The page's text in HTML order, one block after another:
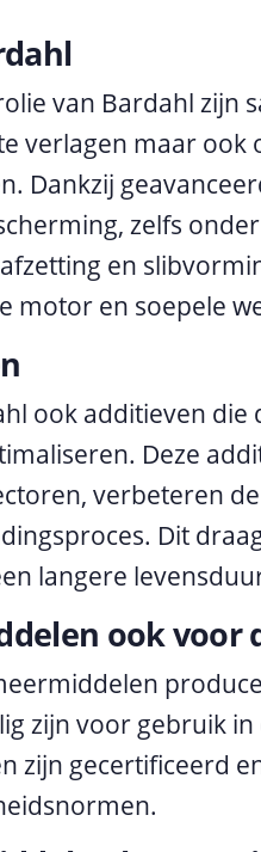
van Bardahl zijn
verlagen maar ook
Dankzij
zelfs
en
motor en soepele
ook additieven
Deze
verbeteren
Dit
langere
ook voor
zijn voor gebruik
zijn gecertificeerd